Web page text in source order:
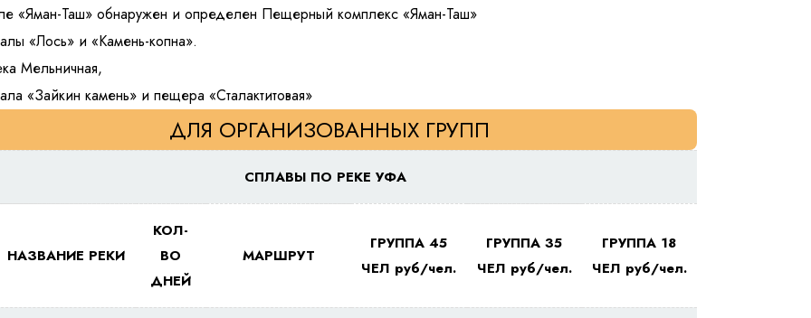
«Яман-Таш» обнаружен и определен Пещерный комплекс «Яман-Таш»
«Лось» и «Камень-копна».
Мельничная,
«Зайкин камень» и пещера «Сталактитовая»
ДЛЯ ОРГАНИЗОВАННЫХ ГРУПП
СПЛАВЫ ПО РЕКЕ УФА
НАЗВАНИЕ РЕКИ
КОЛ-
ВО
ДНЕЙ
МАРШРУТ
ГРУППА 45
ЧЕЛ руб/чел.
ГРУППА 35
ЧЕЛ руб/чел.
ГРУППА 18
ЧЕЛ руб/чел.